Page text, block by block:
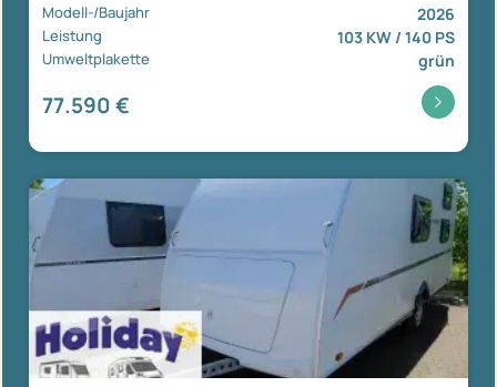
Modell-/Baujahr 2026
Leistung 103 KW / 140 PS
Umweltplakette grün
77.590 €